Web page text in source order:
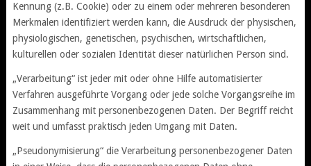
Kennung (z.B. Cookie) oder zu einem oder mehreren besonderen
Merkmalen identifiziert werden kann, die Ausdruck der physischen,
physiologischen, genetischen, psychischen, wirtschaftlichen,
kulturellen oder sozialen Identität dieser natürlichen Person sind.
„Verarbeitung“ ist jeder mit oder ohne Hilfe automatisierter
Verfahren ausgeführte Vorgang oder jede solche Vorgangsreihe im
Zusammenhang mit personenbezogenen Daten. Der Begriff reicht
weit und umfasst praktisch jeden Umgang mit Daten.
„Pseudonymisierung“ die Verarbeitung personenbezogener Daten